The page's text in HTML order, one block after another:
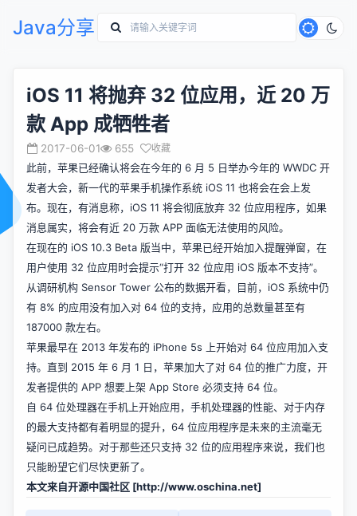
Java分享
iOS 11 将抛弃 32 位应用，近 20 万
款 App 成牺牲者
2017-06-01 655 收藏
此前，苹果已经确认将会在今年的 6 月 5 日举办今年的 WWDC 开
发者大会，新一代的苹果手机操作系统 iOS 11 也将会在会上发
布。现在，有消息称，iOS 11 将会彻底放弃 32 位应用程序，如果
消息属实，将会有近 20 万款 APP 面临无法使用的风险。
在现在的 iOS 10.3 Beta 版当中，苹果已经开始加入提醒弹窗，在
用户使用 32 位应用时会提示“打开 32 位应用 iOS 版本不支持”。
从调研机构 Sensor Tower 公布的数据开看，目前，iOS 系统中仍
有 8% 的应用没有加入对 64 位的支持，应用的总数量甚至有
187000 款左右。
苹果最早在 2013 年发布的 iPhone 5s 上开始对 64 位应用加入支
持。直到 2015 年 6 月 1 日，苹果加大了对 64 位的推广力度，开
发者提供的 APP 想要上架 App Store 必须支持 64 位。
自 64 位处理器在手机上开始应用，手机处理器的性能、对于内存
的最大支持都有着明显的提升，64 位应用程序是未来的主流毫无
疑问已成趋势。对于那些还只支持 32 位的应用程序来说，我们也
只能盼望它们尽快更新了。
本文来自开源中国社区 [http://www.oschina.net]